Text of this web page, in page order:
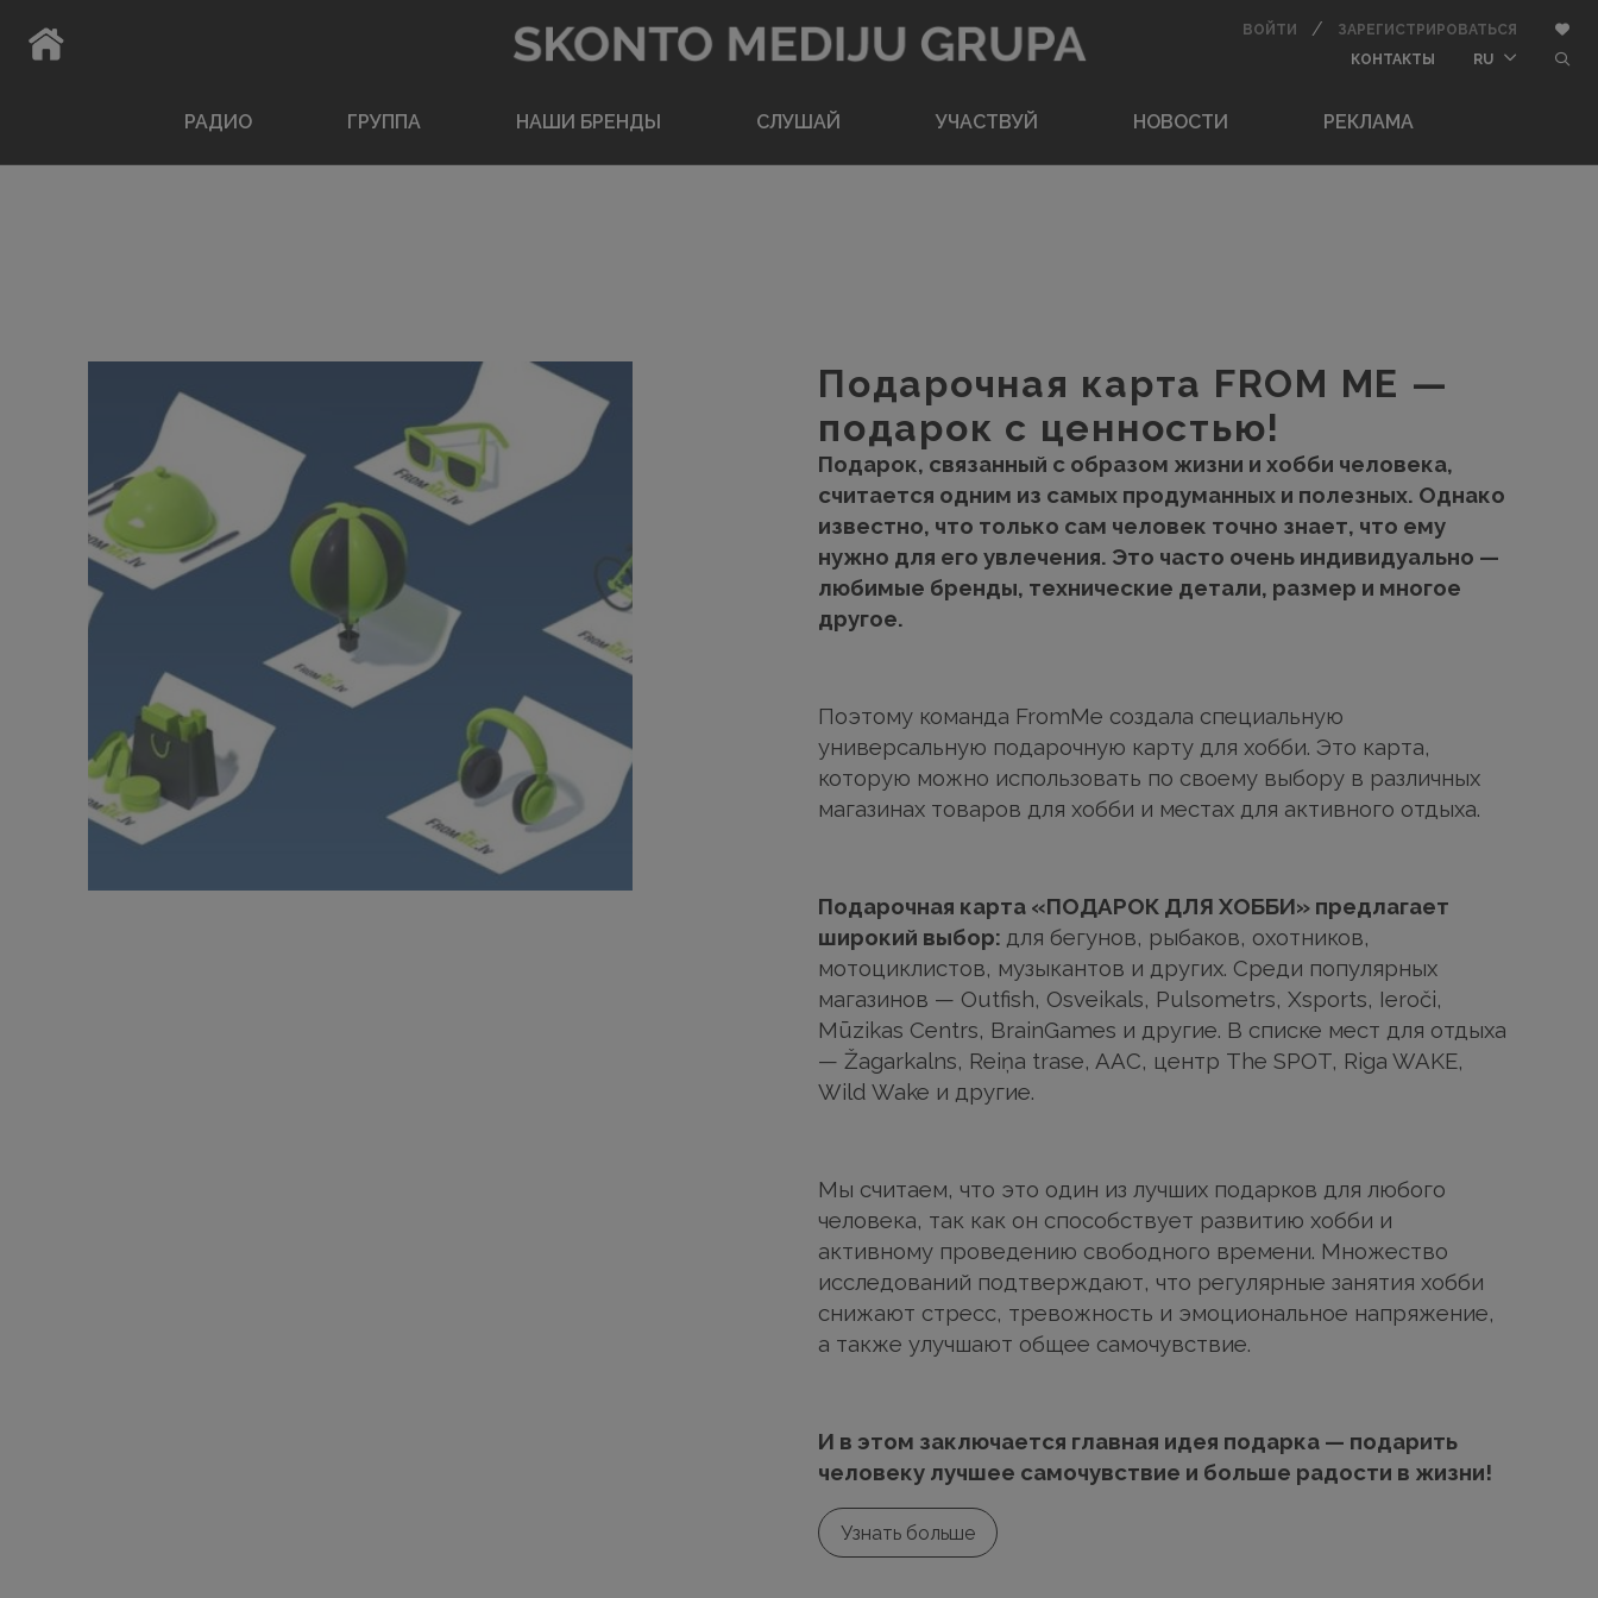
ВОЙТИ АВТОРИЗОВАТЬСЯ
/ ЗАРЕГИСТРИРОВАТЬСЯ
КОНТАКТЫ
RU
РАДИО ГРУППА НАШИ БРЕНДЫ CЛУШАЙ УЧАСТВУЙ НОВОСТИ РЕКЛАМА
Подарочная карта FROM ME —
подарок с ценностью!
Подарок, связанный с образом жизни и хобби человека,
считается одним из самых продуманных и полезных. Однако
известно, что только сам человек точно знает, что ему
нужно для его увлечения. Это часто очень индивидуально —
любимые бренды, технические детали, размер и многое
другое.
Поэтому команда FromMe создала специальную
универсальную подарочную карту для хобби. Это карта,
которую можно использовать по своему выбору в различных
магазинах товаров для хобби и местах для активного отдыха.
Подарочная карта «ПОДАРОК ДЛЯ ХОББИ» предлагает
широкий выбор: для бегунов, рыбаков, охотников,
мотоциклистов, музыкантов и других. Среди популярных
магазинов — Outfish, Osveikals, Pulsometrs, Xsports, Ieroči,
Mūzikas Centrs, BrainGames и другие. В списке мест для отдыха
— Žagarkalns, Reiņa trase, AAC, центр The SPOT, Riga WAKE,
Wild Wake и другие.
Мы считаем, что это один из лучших подарков для любого
человека, так как он способствует развитию хобби и
активному проведению свободного времени. Множество
исследований подтверждают, что регулярные занятия хобби
снижают стресс, тревожность и эмоциональное напряжение,
а также улучшают общее самочувствие.
И в этом заключается главная идея подарка — подарить
человеку лучшее самочувствие и больше радости в жизни!
Узнать больше